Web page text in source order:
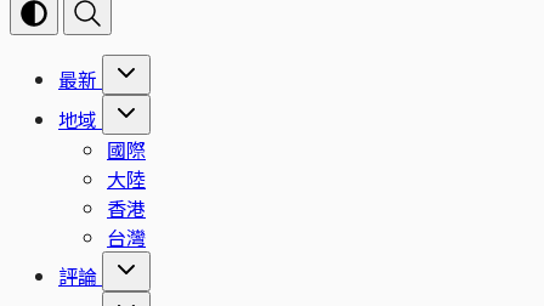
最新
地域
國際
大陸
香港
台灣
評論